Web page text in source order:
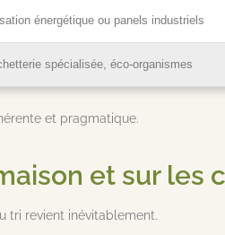
énergétique ou panels industriels
spécialisée, éco-organismes
et pragmatique.
et sur les
tri revient inévitablement.